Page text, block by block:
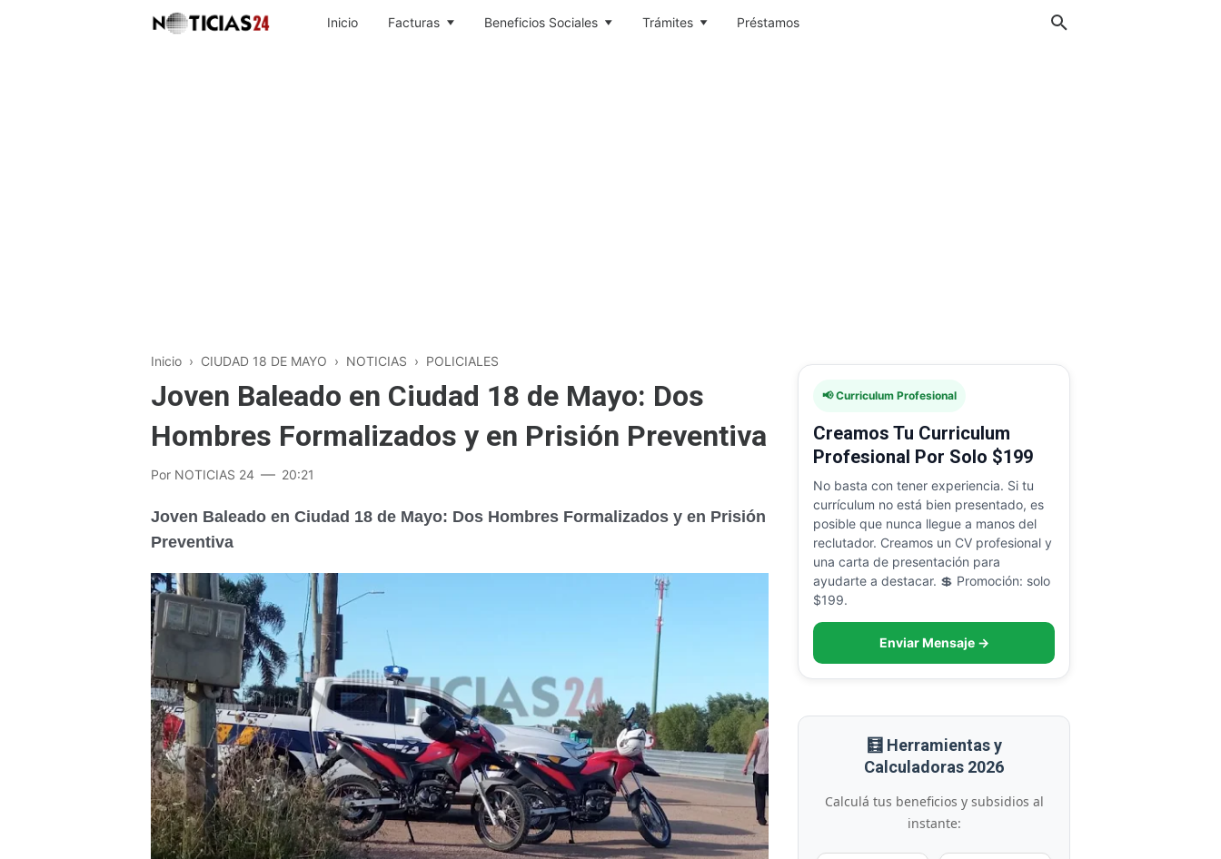
Inicio Facturas Beneficios Sociales Trámites Préstamos
Inicio › CIUDAD 18 DE MAYO › NOTICIAS › POLICIALES
Joven Baleado en Ciudad 18 de Mayo: Dos
Hombres Formalizados y en Prisión Preventiva
Por NOTICIAS 24 20:21
Joven Baleado en Ciudad 18 de Mayo: Dos Hombres Formalizados y en Prisión
Preventiva
📢 Curriculum Profesional
Creamos Tu Curriculum
Profesional Por Solo $199
No basta con tener experiencia. Si tu
currículum no está bien presentado, es
posible que nunca llegue a manos del
reclutador. Creamos un CV profesional y
una carta de presentación para
ayudarte a destacar. 💲 Promoción: solo
$199.
Enviar Mensaje →
🧮 Herramientas y
Calculadoras 2026
Calculá tus beneficios y subsidios al
instante: